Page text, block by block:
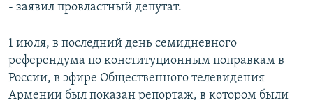
- заявил провластный депутат.
1 июля, в последний день семидневного
референдума по конституционным поправкам в
России, в эфире Общественного телевидения
Армении был показан репортаж, в котором были